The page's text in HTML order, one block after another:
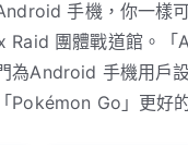
手機，你一樣
Raid 團體戰道館。「
為Android 手機用戶
Pokémon Go」更好